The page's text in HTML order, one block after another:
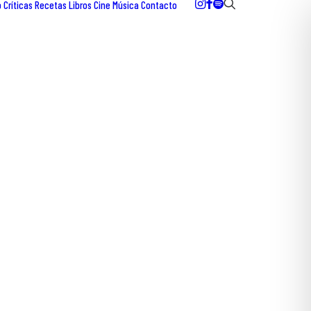
Críticas Recetas Libros CineMúsicaContacto